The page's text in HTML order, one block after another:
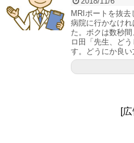
MRIポートを抜
病院に行かなけ
た。ボクは数秒
ロ田「先生、ど
す。どうにか良い
[広